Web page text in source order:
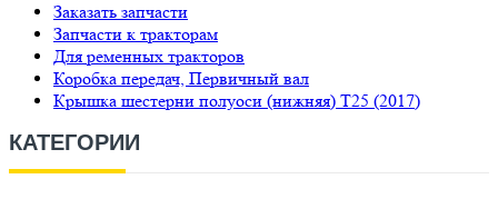
Заказать запчасти
Запчасти к тракторам
Для ременных тракторов
Коробка передач, Первичный вал
Крышка шестерни полуоси (нижняя) Т25 (2017)
КАТЕГОРИИ